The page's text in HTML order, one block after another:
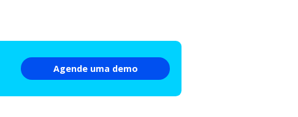
Agende uma demo